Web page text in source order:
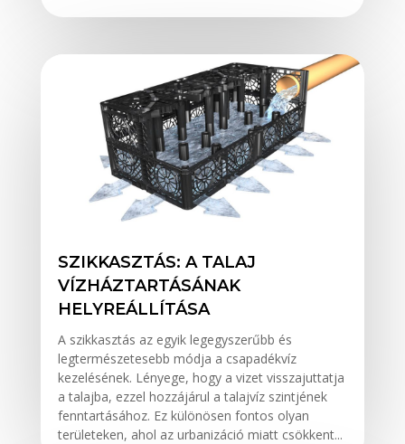
SZIKKASZTÁS: A TALAJ
VÍZHÁZTARTÁSÁNAK
HELYREÁLLÍTÁSA
A szikkasztás az egyik legegyszerűbb és
legtermészetesebb módja a csapadékvíz
kezelésének. Lényege, hogy a vizet visszajuttatja
a talajba, ezzel hozzájárul a talajvíz szintjének
fenntartásához. Ez különösen fontos olyan
területeken, ahol az urbanizáció miatt csökkent...